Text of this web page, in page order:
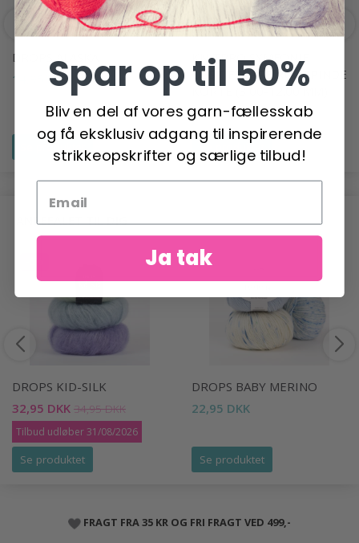
DROPS ALASKA
14,95 DKK
Se produktet
KNITPRO SYMFONIE
UDSKIFTBARE RUNDPINDE
KORTE (3.00-12.00 MM)
49,95 DKK
Se produktet
ANBEFALET TIL DIG
DROPS KID-SILK
32,95 DKK 34,95 DKK
Tilbud udløber 31/08/2026
Se produktet
DROPS BABY MERINO
22,95 DKK
Se produktet
FRAGT FRA 35 KR OG FRI FRAGT VED 499,-
Spar op til 50%
Bliv en del af vores garn-fællesskab
og få eksklusiv adgang til inspirerende
strikkeopskrifter og særlige tilbud!
Ja tak